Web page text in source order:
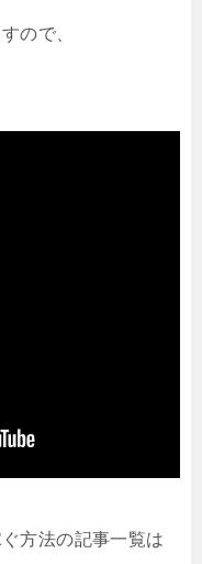
ので、
方法の記事一覧は